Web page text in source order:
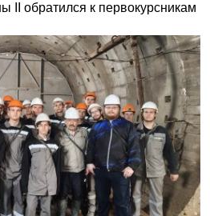
II обратился к первокурсникам